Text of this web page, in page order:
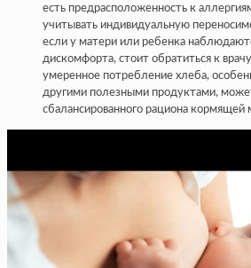
есть предрасположенность к
учитывать индивидуальную
если у матери или ребенка
дискомфорта, стоит обратиться к
умеренное потребление хлеба,
другими полезными продуктами,
сбалансированного рациона кормящей